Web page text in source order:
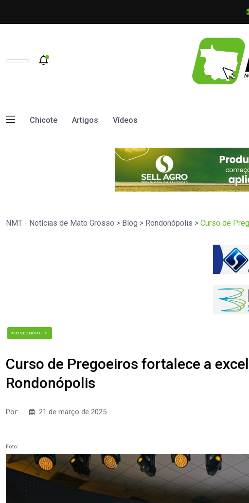
Chicote Artigos Vídeos
NMT - Notícias de Mato Grosso > Blog > Rondonópolis > Curso de
#RONDONÓPOLIS
Curso de Pregoeiros fortalece a
Rondonópolis
Por: 21 de março de 2025
Foto: